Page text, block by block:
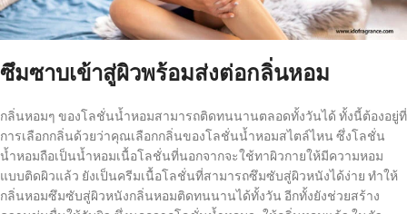
ซึมซาบเข้าสู่ผิวพร้อมส่งต่อกลิ่นหอม
กลิ่นหอมๆ ของโลชั่นน้ำหอมสามารถติดทนนานตลอดทั้งวันได้ ทั้งนี้ต้องอยู่ที่
การเลือกกลิ่นด้วยว่าคุณเลือกกลิ่นของโลชั่นน้ำหอมสไตล์ไหน ซึ่งโลชั่น
น้ำหอมถือเป็นน้ำหอมเนื้อโลชั่นที่นอกจากจะใช้ทาผิวกายให้มีความหอม
แบบติดผิวแล้ว ยังเป็นครีมเนื้อโลชั่นที่สามารถซึมซับสู่ผิวหนังได้ง่าย ทำให้
กลิ่นหอมซึมซับสู่ผิวหนังกลิ่นหอมติดทนนานได้ทั้งวัน อีกทั้งยังช่วยสร้าง